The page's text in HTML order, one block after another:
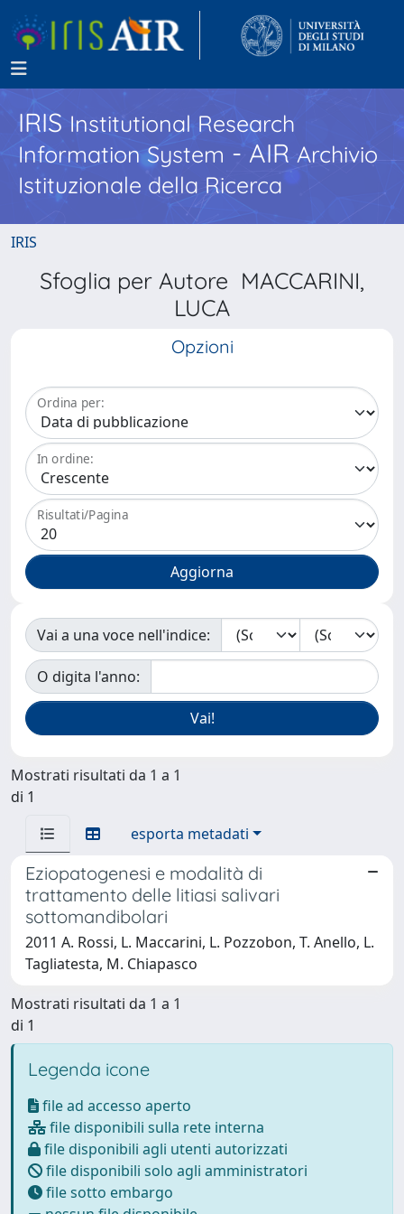
IRISInstitutional Research
Information System - AIR Archivio
Istituzionale della Ricerca
IRIS
Sfoglia per Autore MACCARINI,
LUCA
Opzioni
Ordina per:
In ordine:
Risultati/Pagina
Vai a una voce nell'indice:
O digita l'anno:
Mostrati risultati da 1 a 1
di 1
esporta metadati
Eziopatogenesi e modalità di
trattamento delle litiasi salivari
sottomandibolari
2011 A. Rossi, L. Maccarini, L. Pozzobon, T. Anello, L.
Tagliatesta, M. Chiapasco
Mostrati risultati da 1 a 1
di 1
Legenda icone
file ad accesso aperto
file disponibili sulla rete interna
file disponibili agli utenti autorizzati
file disponibili solo agli amministratori
file sotto embargo